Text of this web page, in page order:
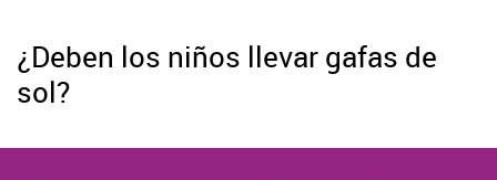
¿Deben los niños llevar gafas de
sol?